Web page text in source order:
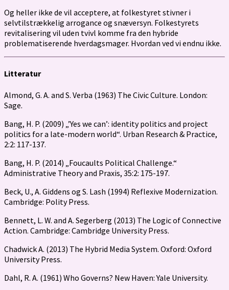
Og heller ikke de vil acceptere, at folkestyret stivner i
selvtilstrækkelig arrogance og snæversyn. Folkestyrets
revitalisering vil uden tvivl komme fra den hybride
problematiserende hverdagsmager. Hvordan ved vi endnu ikke.
Litteratur
Almond, G. A. and S. Verba (1963) The Civic Culture. London:
Sage.
Bang, H. P. (2009) „’Yes we can’: identity politics and project
politics for a late-modern world“. Urban Research & Practice,
2:2: 117-137.
Bang, H. P. (2014) „Foucaults Political Challenge.“
Administrative Theory and Praxis, 35:2: 175-197.
Beck, U., A. Giddens og S. Lash (1994) Reflexive Modernization.
Cambridge: Polity Press.
Bennett, L. W. and A. Segerberg (2013) The Logic of Connective
Action. Cambridge: Cambridge University Press.
Chadwick A. (2013) The Hybrid Media System. Oxford: Oxford
University Press.
Dahl, R. A. (1961) Who Governs? New Haven: Yale University.